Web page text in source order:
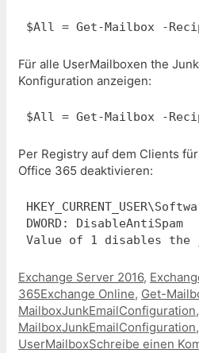
Für alle UserMailboxen the
Konfiguration anzeigen:
$All = Get-Mailbox -
Per Registry auf dem Clients
Office 365 deaktivieren:
DWORD: DisableAntiSpam
Kategorien
Exchange Server 2016,
365Schlagwörter
Exchange Online, Get-
MailboxJunkEmailConfiguration,
MailboxJunkEmailConfiguration,
UserMailboxSchreibe einen